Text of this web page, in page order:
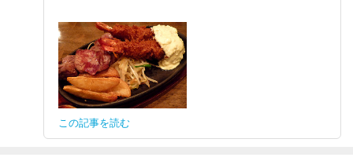
この記事を読む